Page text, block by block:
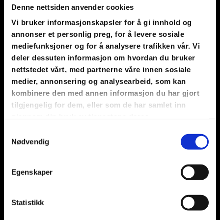
Denne nettsiden anvender cookies
Vi bruker informasjonskapsler for å gi innhold og
annonser et personlig preg, for å levere sosiale
mediefunksjoner og for å analysere trafikken vår. Vi
deler dessuten informasjon om hvordan du bruker
nettstedet vårt, med partnerne våre innen sosiale
medier, annonsering og analysearbeid, som kan
kombinere den med annen informasjon du har gjort
tilgjengelig for dem, eller som de har samlet inn
Nødvendig
Egenskaper
Statistikk
Vi forbeholder oss retten til å nekte adgang eller bortvise
personer for hele eller deler av arrangementet. Hvis vi ser det
nødvendig vil vi kontakte foresatte. Ved alvorlige forhold vil
vi vurdere politianmeldelse. Problemer med strøm eller
nettverk, hendelser utenfor vår kontroll, bortvisning eller
lignende gir ikke rett til refundering av billetten. Disse reglene
er gjeldende for MastraLAN 2023, og kan forandres
fortløpende. I tillegg til disse reglene gjelder beskjeder fra
crew og arrangører.
Samme regler som deltagere gjelder. Besøkende kan ikke
medbringe noen form for PC/nettbrett/spillkonsoll inn eller ut
av lokalet. Besøkende har ingen mulighet til å overnatte på
arrangementet. Besøkende kan ikke delta i noen
arrangeres på scenen.